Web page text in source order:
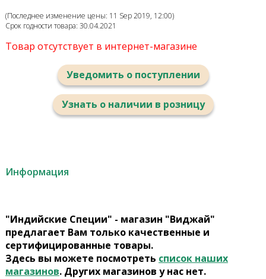
(Последнее изменение цены: 11 Sep 2019, 12:00)
Срок годности товара: 30.04.2021
Товар отсутствует в интернет-магазине
Уведомить о поступлении
Узнать о наличии в розницу
Информация
"Индийские Специи" - магазин "Виджай"
предлагает Вам только качественные и
сертифицированные товары.
Здесь вы можете посмотреть список наших
магазинов. Других магазинов у нас нет.